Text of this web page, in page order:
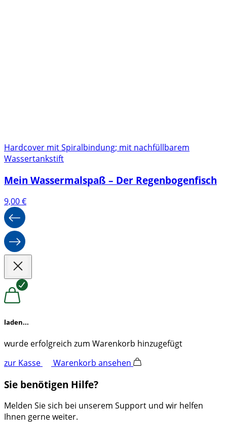
Hardcover mit Spiralbindung; mit nachfüllbarem
Wassertankstift
Mein Wassermalspaß – Der Regenbogenfisch
9,00€
laden...
wurde erfolgreich zum Warenkorb hinzugefügt
zur Kasse
Warenkorb ansehen
Sie benötigen Hilfe?
Melden Sie sich bei unserem Support und wir helfen
Ihnen gerne weiter.